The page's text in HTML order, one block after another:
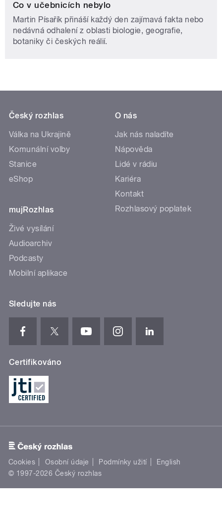
Co v učebnicích nebylo
Martin Písařík přináší každý den zajímavá fakta nebo
nedávná odhalení z oblasti biologie, geografie,
botaniky či českých reálií.
Český rozhlas
Válka na Ukrajině
Komunální volby
Stanice
eShop
mujRozhlas
Živé vysílání
Audioarchiv
Podcasty
Mobilní aplikace
O nás
Jak nás naladíte
Nápověda
Lidé v rádiu
Kariéra
Kontakt
Rozhlasový poplatek
Sledujte nás
Certifikováno
Cookies Osobní údaje Podmínky užití
English
© 1997-2026 Český rozhlas